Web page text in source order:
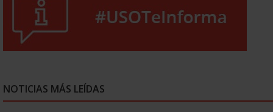
NOTICIAS MÁS LEÍDAS